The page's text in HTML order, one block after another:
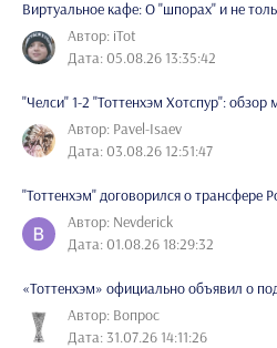
Виртуальное кафе: О "шпорах" и не
Автор: iTot
Дата: 05.08.26 13:35:42
"Челси" 1-2 "Тоттенхэм Хотспур": обзор
Автор: Pavel-Isaev
Дата: 03.08.26 12:51:47
"Тоттенхэм" договорился о трансфере
Автор: Nevderick
Дата: 01.08.26 18:29:32
«Тоттенхэм» официально объявил о
Автор: Вопрос
Дата: 31.07.26 14:11:26